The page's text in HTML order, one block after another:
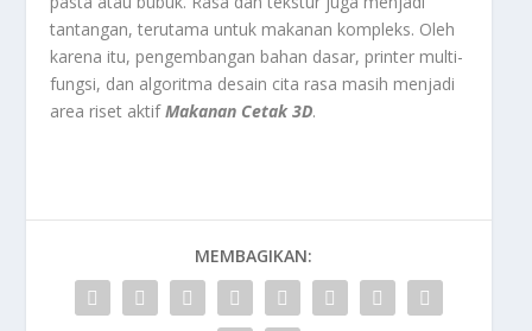
tantangan, terutama untuk makanan kompleks. Oleh
karena itu, pengembangan bahan dasar, printer multi-
fungsi, dan algoritma desain cita rasa masih menjadi
area riset aktifMakanan Cetak 3D.
MEMBAGIKAN: